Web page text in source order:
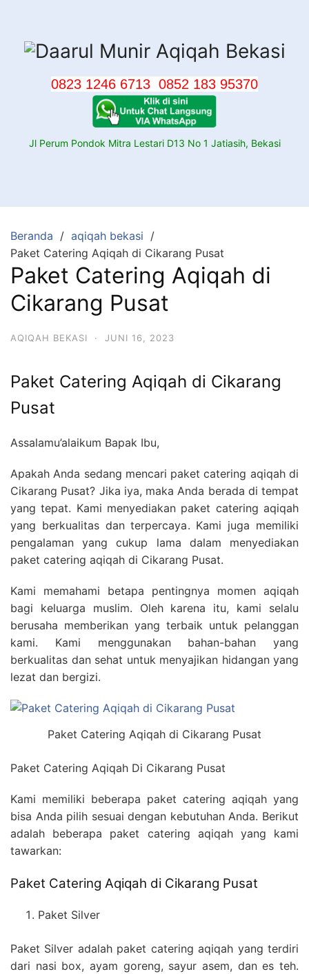
konten
0823 1246 6713 0852 183 95370
Jl Perum Pondok Mitra Lestari D13 No 1 Jatiasih, Bekasi
Beranda
aqiqah bekasi
Paket Catering Aqiqah di Cikarang Pusat
Paket Catering Aqiqah di
Cikarang Pusat
AQIQAH BEKASI · JUNI 16, 2023
Paket Catering Aqiqah di Cikarang
Pusat
Assalamu’alaikum Bapak Ibu,
Apakah Anda sedang mencari paket catering aqiqah di
Cikarang Pusat? Jika iya, maka Anda berada di tempat
yang tepat. Kami menyediakan paket catering aqiqah
yang berkualitas dan terpercaya. Kami juga memiliki
pengalaman yang cukup lama dalam menyediakan
paket catering aqiqah di Cikarang Pusat.
Kami memahami betapa pentingnya momen aqiqah
bagi keluarga muslim. Oleh karena itu, kami selalu
berusaha memberikan yang terbaik untuk pelanggan
kami. Kami menggunakan bahan-bahan yang
berkualitas dan sehat untuk menyajikan hidangan yang
lezat dan bergizi.
Paket Catering Aqiqah di Cikarang Pusat
Paket Catering Aqiqah Di Cikarang Pusat
Kami memiliki beberapa paket catering aqiqah yang
bisa Anda pilih sesuai dengan kebutuhan Anda. Berikut
adalah beberapa paket catering aqiqah yang kami
tawarkan:
Paket Catering Aqiqah di Cikarang Pusat
Paket Silver
Paket Silver adalah paket catering aqiqah yang terdiri
dari nasi box, ayam goreng, sayur asem, dan es teh.